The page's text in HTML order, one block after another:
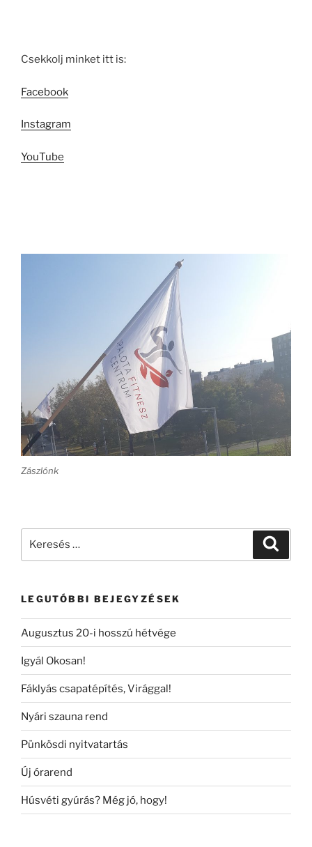
Csekkolj minket itt is:
Facebook
Instagram
YouTube
Zászlónk
LEGUTÓBBI BEJEGYZÉSEK
Augusztus 20-i hosszú hétvége
Igyál Okosan!
Fáklyás csapatépítés, Virággal!
Nyári szauna rend
Pünkösdi nyitvatartás
Új órarend
Húsvéti gyúrás? Még jó, hogy!